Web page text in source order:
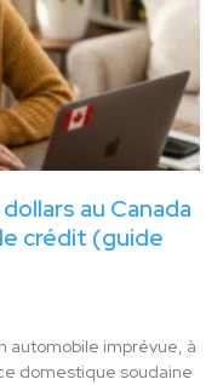
au Canada
crédit (guide
automobile imprévue, à
domestique soudaine